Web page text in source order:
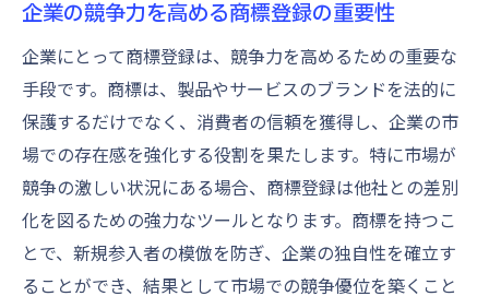
商標デザインの見直しでコスト最適化
デザインが商標登録費用に及ぼす長期的な
影響
商標登録で競争力を高めるための効率的な戦略
商標を活用した市場競争力の強化方法
競争優位性を築くための商標戦略
費用効率の良い商標実施計画の作成
商標登録で得られるブランド価値の向上
企業の競争力を高める商標登録の重要性
企業にとって商標登録は、競争力を高めるための重要な
手段です。商標は、製品やサービスのブランドを法的に
保護するだけでなく、消費者の信頼を獲得し、企業の市
場での存在感を強化する役割を果たします。特に市場が
競争の激しい状況にある場合、商標登録は他社との差別
化を図るための強力なツールとなります。商標を持つこ
とで、新規参入者の模倣を防ぎ、企業の独自性を確立す
ることができ、結果として市場での競争優位を築くこと